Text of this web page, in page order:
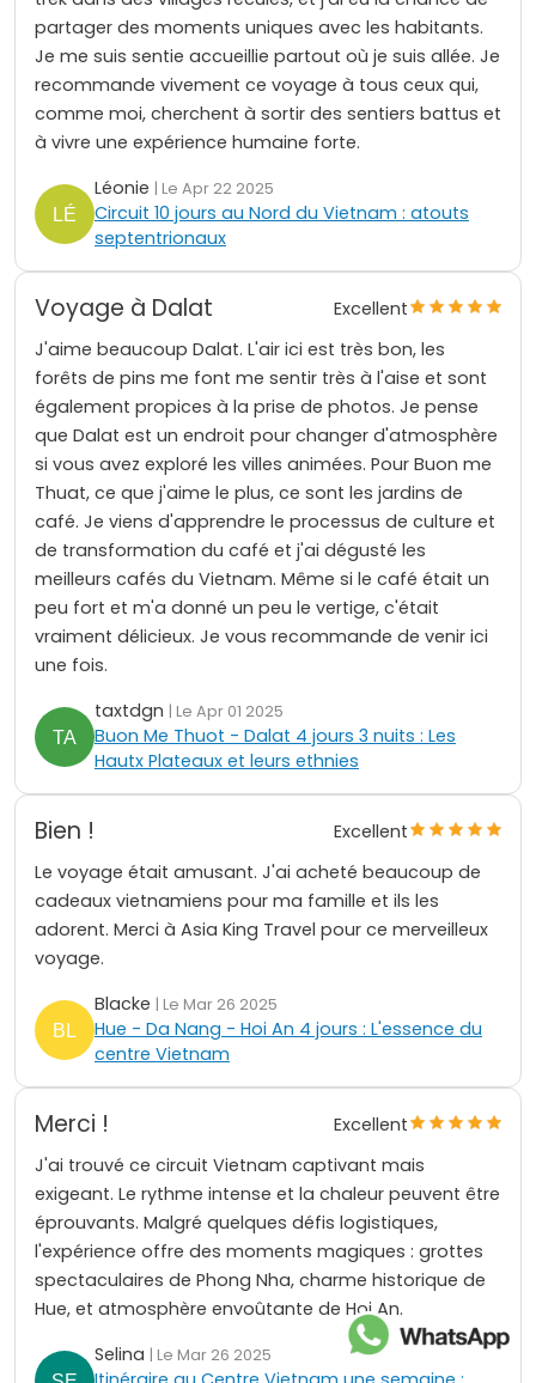
partager des moments uniques avec les habitants.
Je me suis sentie accueillie partout où je suis allée. Je
recommande vivement ce voyage à tous ceux qui,
comme moi, cherchent à sortir des sentiers battus et
à vivre une expérience humaine forte.
Léonie | Le Apr 22 2025
Circuit 10 jours au Nord du Vietnam : atouts
septentrionaux
Voyage à Dalat
Excellent
J'aime beaucoup Dalat. L'air ici est très bon, les
forêts de pins me font me sentir très à l'aise et sont
également propices à la prise de photos. Je pense
que Dalat est un endroit pour changer d'atmosphère
si vous avez exploré les villes animées. Pour Buon me
Thuat, ce que j'aime le plus, ce sont les jardins de
café. Je viens d'apprendre le processus de culture et
de transformation du café et j'ai dégusté les
meilleurs cafés du Vietnam. Même si le café était un
peu fort et m'a donné un peu le vertige, c'était
vraiment délicieux. Je vous recommande de venir ici
une fois.
taxtdgn | Le Apr 01 2025
Buon Me Thuot - Dalat 4 jours 3 nuits : Les
Hautx Plateaux et leurs ethnies
Bien !
Excellent
Le voyage était amusant. J'ai acheté beaucoup de
cadeaux vietnamiens pour ma famille et ils les
adorent. Merci à Asia King Travel pour ce merveilleux
voyage.
Blacke | Le Mar 26 2025
Hue - Da Nang - Hoi An 4 jours : L'essence du
centre Vietnam
Merci !
Excellent
J'ai trouvé ce circuit Vietnam captivant mais
exigeant. Le rythme intense et la chaleur peuvent être
éprouvants. Malgré quelques défis logistiques,
l'expérience offre des moments magiques : grottes
spectaculaires de Phong Nha, charme historique de
Hue, et atmosphère envoûtante de Hoi An.
Selina | Le Mar 26 2025